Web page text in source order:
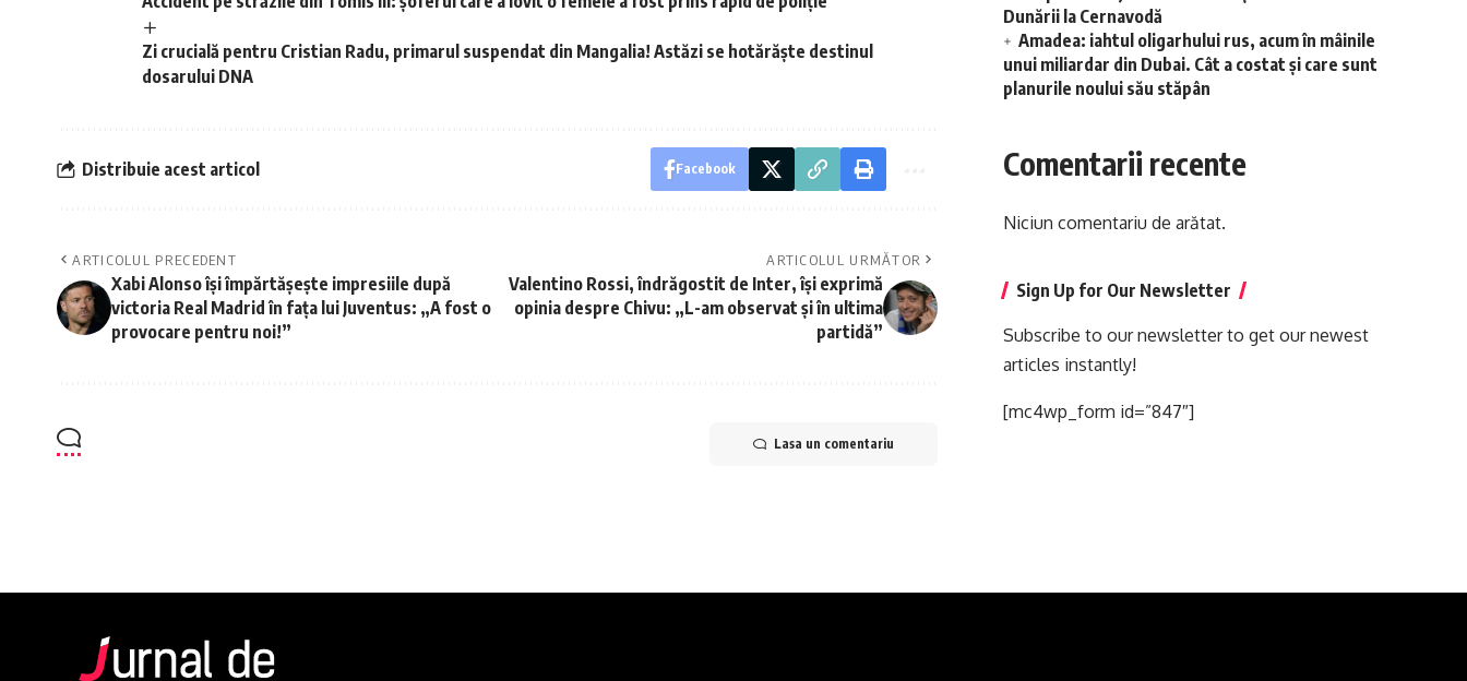
Zi crucială pentru Cristian Radu, primarul suspendat din Mangalia! Astăzi se hotărăște destinul
dosarului DNA
Distribuie acest articol Facebook
ARTICOLUL PRECEDENT
Xabi Alonso își împărtășește impresiile după
victoria Real Madrid în fața lui Juventus: „A fost o
provocare pentru noi!”
ARTICOLUL URMĂTOR
Valentino Rossi, îndrăgostit de Inter, își exprimă
opinia despre Chivu: „L-am observat și în ultima
partidă”
Lasa un comentariu
Dunării la Cernavodă
Amadea: iahtul oligarhului rus, acum în mâinile
unui miliardar din Dubai. Cât a costat și care sunt
planurile noului său stăpân
Comentarii recente
Niciun comentariu de arătat.
Sign Up for Our Newsletter
Subscribe to our newsletter to get our newest
articles instantly!
[mc4wp_form id=”847″]